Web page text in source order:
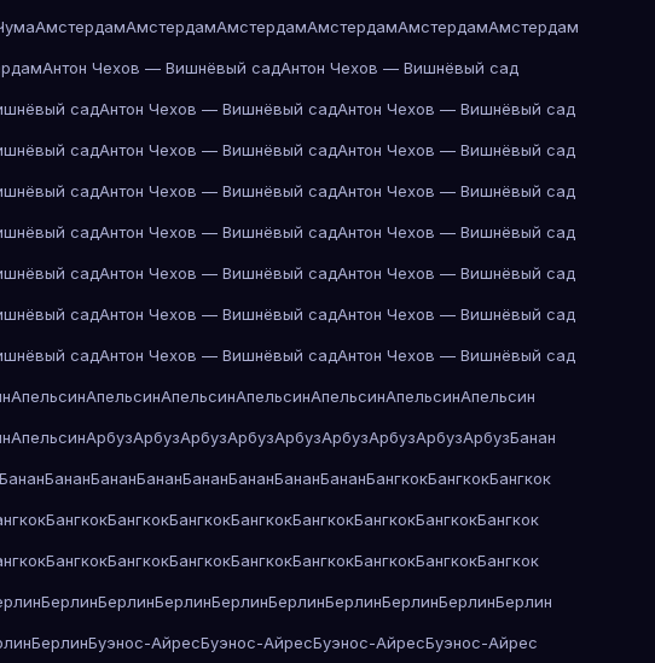
АмстердамАмстердамАмстердамАмстердамАмстердамАмстердам
Антон Чехов — Вишнёвый садАнтон Чехов — Вишнёвый сад
садАнтон Чехов — Вишнёвый садАнтон Чехов — Вишнёвый сад
садАнтон Чехов — Вишнёвый садАнтон Чехов — Вишнёвый сад
садАнтон Чехов — Вишнёвый садАнтон Чехов — Вишнёвый сад
садАнтон Чехов — Вишнёвый садАнтон Чехов — Вишнёвый сад
садАнтон Чехов — Вишнёвый садАнтон Чехов — Вишнёвый сад
садАнтон Чехов — Вишнёвый садАнтон Чехов — Вишнёвый сад
садАнтон Чехов — Вишнёвый садАнтон Чехов — Вишнёвый сад
АпельсинАпельсинАпельсинАпельсинАпельсинАпельсинАпельсин
АпельсинАрбузАрбузАрбузАрбузАрбузАрбузАрбузАрбузАрбузБанан
БананБананБананБананБананБананБананБананБангкокБангкокБангкок
БангкокБангкокБангкокБангкокБангкокБангкокБангкокБангкок
БангкокБангкокБангкокБангкокБангкокБангкокБангкокБангкок
БерлинБерлинБерлинБерлинБерлинБерлинБерлинБерлинБерлин
БерлинБуэнос-АйресБуэнос-АйресБуэнос-АйресБуэнос-Айрес